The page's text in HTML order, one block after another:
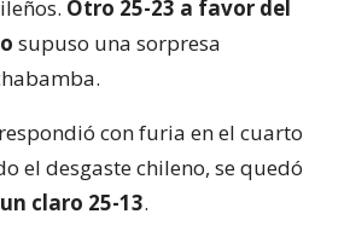
Otro 25-23 a favor del
supuso una sorpresa
con furia en el cuarto
el desgaste chileno, se quedó
claro 25-13.